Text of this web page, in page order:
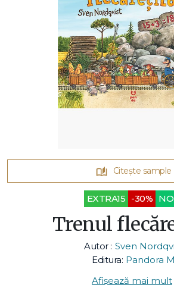
Citește sample
EXTRA15 -30%
Trenul
Autor : Sven
Editura: Pandora M
Afișează mai mult